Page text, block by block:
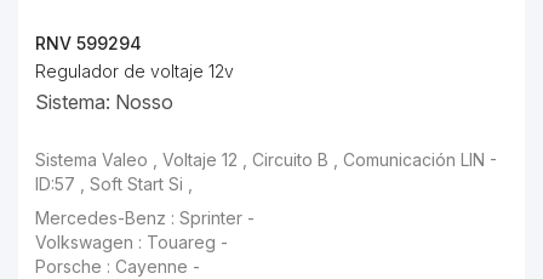
RNV 599294
Regulador de voltaje 12v
Sistema: Nosso
Sistema Valeo , Voltaje 12 , Circuito B , Comunicación LIN -
ID:57 , Soft Start Si ,
Mercedes-Benz : Sprinter -
Volkswagen : Touareg -
Porsche : Cayenne -